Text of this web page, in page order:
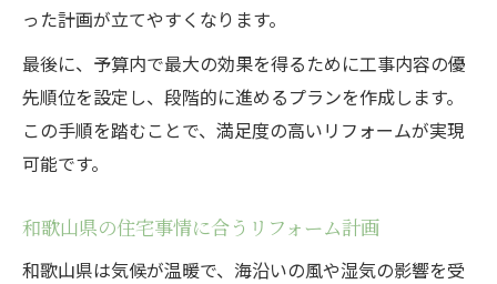
った計画が立てやすくなります。
最後に、予算内で最大の効果を得るために工事内容の優
先順位を設定し、段階的に進めるプランを作成します。
この手順を踏むことで、満足度の高いリフォームが実現
可能です。
和歌山県の住宅事情に合うリフォーム計画
和歌山県は気候が温暖で、海沿いの風や湿気の影響を受